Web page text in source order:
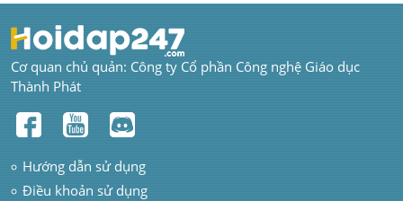
Cơ quan chủ quản: Công ty Cổ phần Công nghệ Giáo dục
Thành Phát
Hướng dẫn sử dụng
Điều khoản sử dụng